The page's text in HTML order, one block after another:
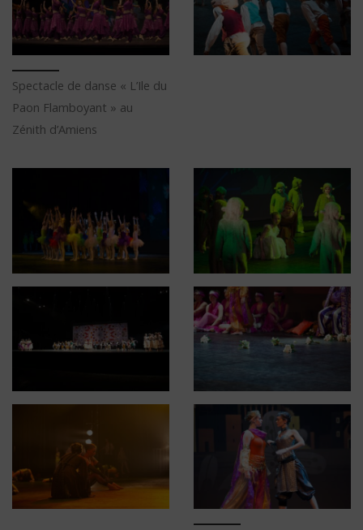
Spectacle de danse « L’Ile du
Paon Flamboyant » au
Zénith d’Amiens